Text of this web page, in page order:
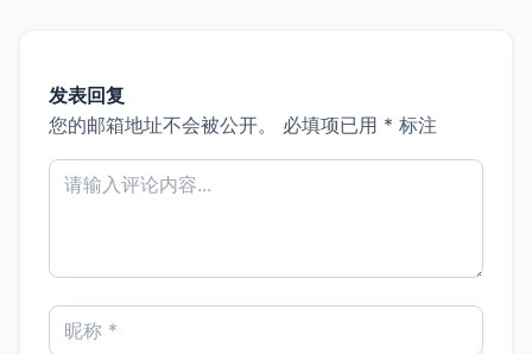
发表回复
您的邮箱地址不会被公开。
必填项已用 * 标注